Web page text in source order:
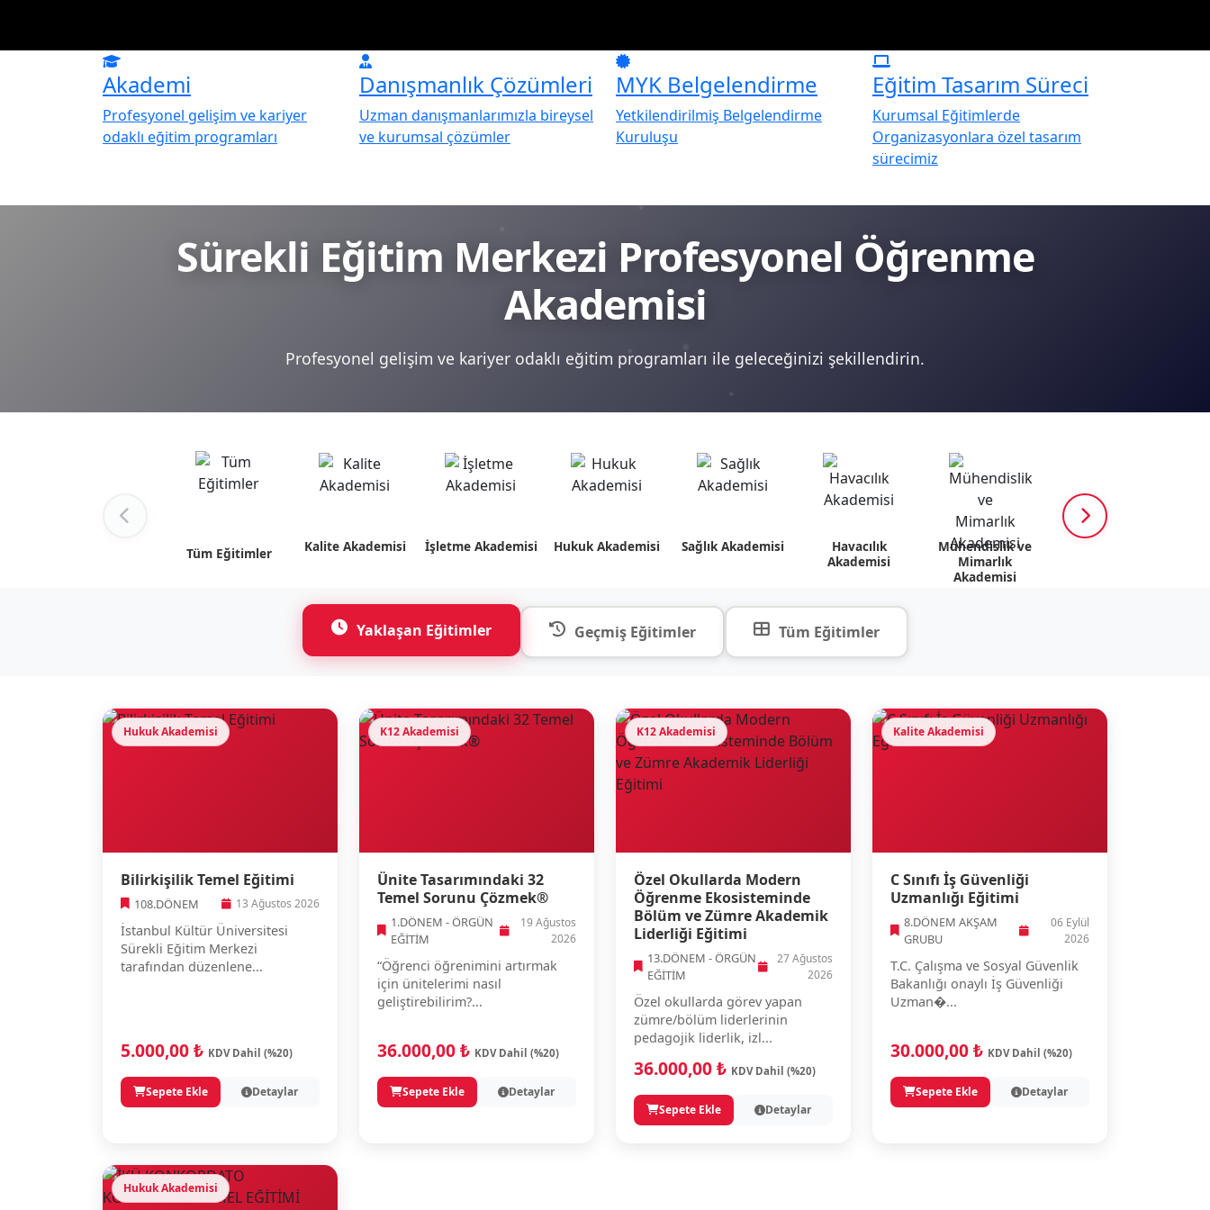
Akademi
Profesyonel gelişim ve kariyer
odaklı eğitim programları
Danışmanlık Çözümleri
Uzman danışmanlarımızla bireysel
ve kurumsal çözümler
MYK Belgelendirme
Yetkilendirilmiş Belgelendirme
Kuruluşu
Eğitim Tasarım Süreci
Kurumsal Eğitimlerde
Organizasyonlara özel tasarım
sürecimiz
Sürekli Eğitim Merkezi Profesyonel Öğrenme
Akademisi
Profesyonel gelişim ve kariyer odaklı eğitim programları ile geleceğinizi şekillendirin.
Tüm Eğitimler Kalite Akademisi İşletme Akademisi Hukuk Akademisi Sağlık Akademisi
Havacılık
Akademisi
Mühendislik ve
Mimarlık
Akademisi
Yaklaşan Eğitimler Geçmiş Eğitimler Tüm Eğitimler
Hukuk Akademisi
Bilirkişilik Temel Eğitimi
108.DÖNEM 13 Ağustos 2026
İstanbul Kültür Üniversitesi
Sürekli Eğitim Merkezi
tarafından düzenlene...
5.000,00 ₺ KDV Dahil (%20)
Sepete Ekle Detaylar
K12 Akademisi
Ünite Tasarımındaki 32
Temel Sorunu Çözmek®
1.DÖNEM - ÖRGÜN
EĞİTİM
19 Ağustos
2026
“Öğrenci öğrenimini artırmak
için ünitelerimi nasıl
geliştirebilirim?...
36.000,00 ₺ KDV Dahil (%20)
Sepete Ekle Detaylar
K12 Akademisi
Özel Okullarda Modern
Öğrenme Ekosisteminde
Bölüm ve Zümre Akademik
Liderliği Eğitimi
13.DÖNEM - ÖRGÜN
EĞİTİM
27 Ağustos
2026
Özel okullarda görev yapan
zümre/bölüm liderlerinin
pedagojik liderlik, izl...
36.000,00 ₺ KDV Dahil (%20)
Sepete Ekle Detaylar
Kalite Akademisi
C Sınıfı İş Güvenliği
Uzmanlığı Eğitimi
8.DÖNEM AKŞAM
GRUBU
06 Eylül
2026
T.C. Çalışma ve Sosyal Güvenlik
Bakanlığı onaylı İş Güvenliği
Uzman�...
30.000,00 ₺ KDV Dahil (%20)
Sepete Ekle Detaylar
Hukuk Akademisi